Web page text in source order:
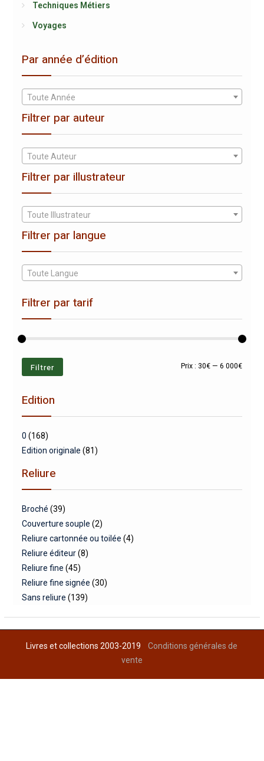
Techniques Métiers
Voyages
Par année d’édition
Toute Année
Filtrer par auteur
Toute Auteur
Filtrer par illustrateur
Toute Illustrateur
Filtrer par langue
Toute Langue
Filtrer par tarif
Prix
Prix
Filtrer Prix : 30€ —6 000€
Edition
0 (168)
Edition originale (81)
Reliure
Broché (39)
Couverture souple (2)
Reliure cartonnée ou toilée (4)
Reliure éditeur (8)
Reliure fine (45)
Reliure fine signée (30)
Sans reliure (139)
Livres et collections 2003-2019Conditions générales de
vente